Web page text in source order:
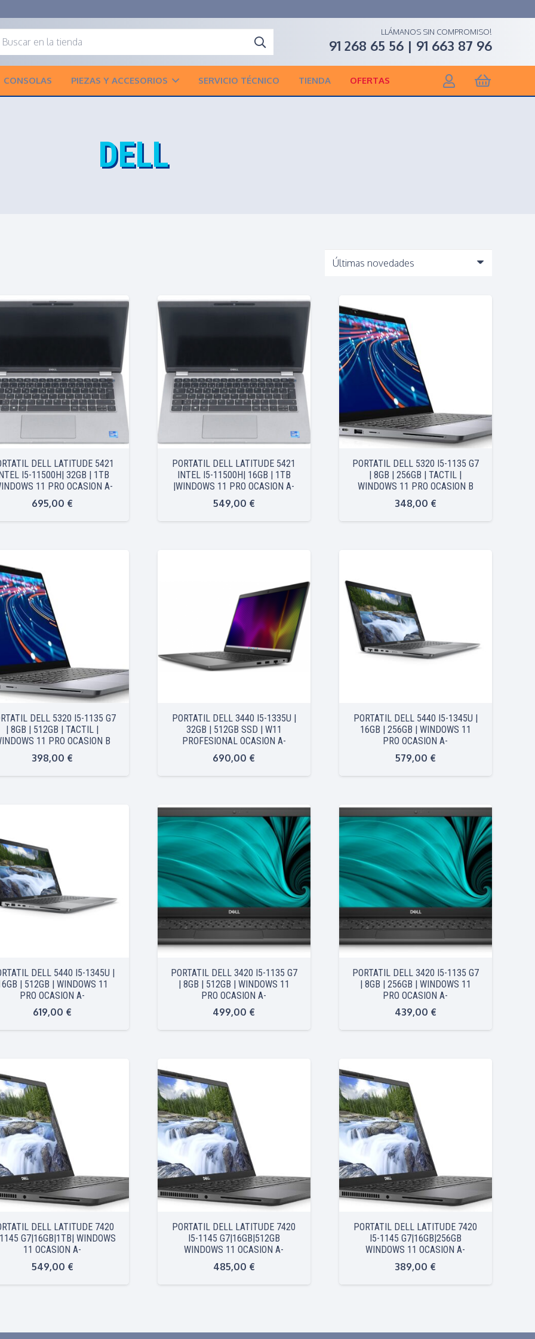
LLÁMANOS SIN COMPROMISO!
91 268 65 56 | 91 663 87 96
CONSOLAS PIEZAS Y ACCESORIOS SERVICIO TÉCNICO TIENDA OFERTAS
DELL
DELL LATITUDE 5421
I5-11500H| 32GB | 1TB
11 PRO OCASION A-
695,00 €
PORTATIL DELL LATITUDE 5421
INTEL I5-11500H| 16GB | 1TB
|WINDOWS 11 PRO OCASION A-
549,00 €
PORTATIL DELL 5320 I5-1135 G7
| 8GB | 256GB | TACTIL |
WINDOWS 11 PRO OCASION B
348,00 €
DELL 5320 I5-1135 G7
| 8GB | 512GB | TACTIL |
11 PRO OCASION B
398,00 €
PORTATIL DELL 3440 I5-1335U |
32GB | 512GB SSD | W11
PROFESIONAL OCASION A-
690,00 €
PORTATIL DELL 5440 I5-1345U |
16GB | 256GB | WINDOWS 11
PRO OCASION A-
579,00 €
DELL 5440 I5-1345U |
| 512GB | WINDOWS 11
PRO OCASION A-
619,00 €
PORTATIL DELL 3420 I5-1135 G7
| 8GB | 512GB | WINDOWS 11
PRO OCASION A-
499,00 €
PORTATIL DELL 3420 I5-1135 G7
| 8GB | 256GB | WINDOWS 11
PRO OCASION A-
439,00 €
DELL LATITUDE 7420
G7|16GB|1TB| WINDOWS
11 OCASION A-
549,00 €
PORTATIL DELL LATITUDE 7420
I5-1145 G7|16GB|512GB
WINDOWS 11 OCASION A-
485,00 €
PORTATIL DELL LATITUDE 7420
I5-1145 G7|16GB|256GB
WINDOWS 11 OCASION A-
389,00 €